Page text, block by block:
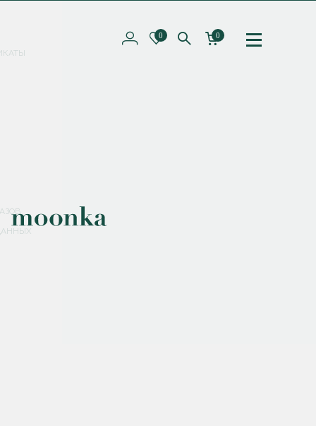
Соглашаюсь с
0 0